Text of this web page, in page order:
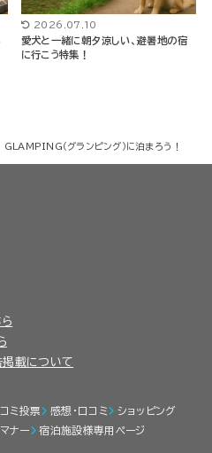
2026.07.10
愛犬と一緒に朝夕涼しい、避暑地の宿
に行こう特集！
（グランピング）に泊まろう！
掲載について
ミ投票 感想・口コミ
ショッピング
ナー
宿泊施設様専用ページ